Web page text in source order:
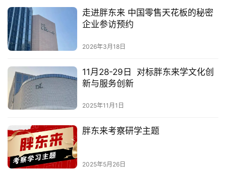
走进胖东来 中国零售天花板的秘密
企业参访预约
2026年3月18日
11月28-29日 对标胖东来学文化创
新与服务创新
2025年11月1日
胖东来考察研学主题
2025年5月26日